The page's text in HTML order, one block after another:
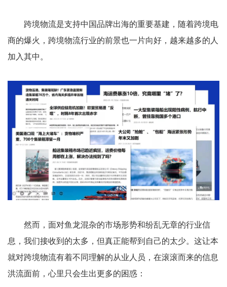
跨境物流是支持中国品牌出海的重要基建，随着跨境电
商的爆火，跨境物流行业的前景也一片向好，越来越多的人
加入其中。
然而，面对鱼龙混杂的市场形势和纷乱无章的行业信
息，我们接收到的太多，但真正能帮到自己的太少。这让本
就对跨境物流有着不同理解的从业人员，在滚滚而来的信息
洪流面前，心里只会生出更多的困惑：